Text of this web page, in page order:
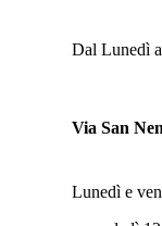
Dal Lunedì
Via San
Lunedì e